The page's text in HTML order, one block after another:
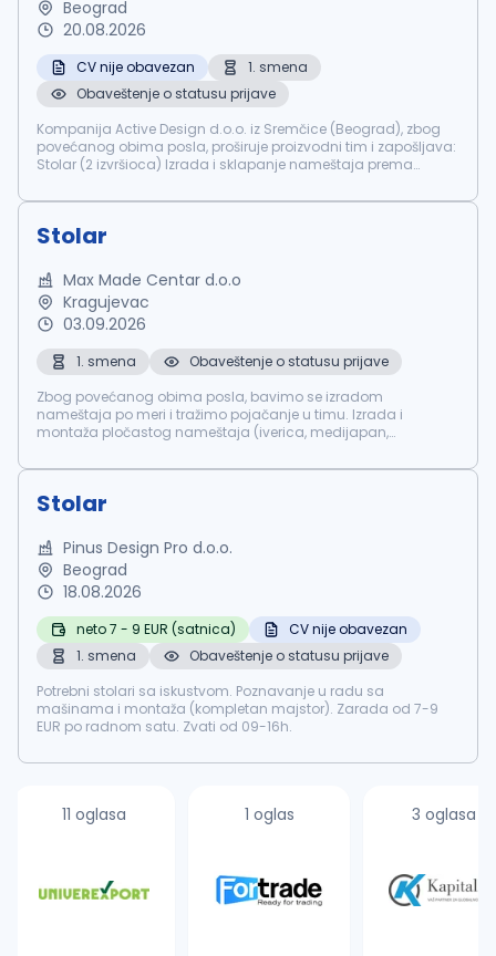
Beograd
20.08.2026
CV nije obavezan
1. smena
Obaveštenje o statusu prijave
Kompanija Active Design d.o.o. iz Sremčice (Beograd), zbog
povećanog obima posla, proširuje proizvodni tim i zapošljava:
Stolar (2 izvršioca) Izrada i sklapanje nameštaja prema
mašinamaRad na maši...
Stolar
Max Made Centar d.o.o
Kragujevac
03.09.2026
1. smena
Obaveštenje o statusu prijave
Zbog povećanog obima posla, bavimo se izradom
nameštaja po meri i tražimo pojačanje u timu. Izrada i
montaža pločastog nameštaja (iverica, medijapan,
kuhinja, plakara, komoda i ostalog enterijerskog n...
Stolar
Pinus Design Pro d.o.o.
Beograd
18.08.2026
neto 7 - 9 EUR (satnica)
CV nije obavezan
1. smena
Obaveštenje o statusu prijave
Potrebni stolari sa iskustvom. Poznavanje u radu sa
mašinama i montaža (kompletan majstor). Zarada od 7-9
EUR po radnom satu. Zvati od 09-16h.
11 oglasa 1 oglas 3 oglasa